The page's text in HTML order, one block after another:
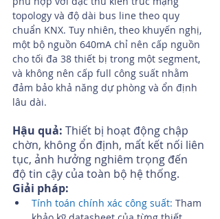
topology và độ dài bus line theo quy
chuẩn KNX. Tuy nhiên, theo khuyến nghị,
một bộ nguồn 640mA chỉ nên cấp nguồn
cho tối đa 38 thiết bị trong một segment,
và không nên cấp full công suất nhằm
đảm bảo khả năng dự phòng và ổn định
lâu dài.
Hậu quả: Thiết bị hoạt động chập
chờn, không ổn định, mất kết nối liên
tục, ảnh hưởng nghiêm trọng đến
độ tin cậy của toàn bộ hệ thống.
Giải pháp:
Tính toán chính xác công suất: Tham